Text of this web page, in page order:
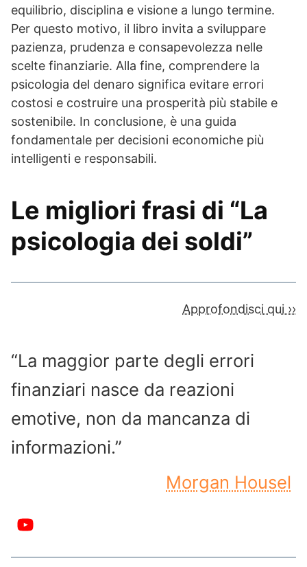
equilibrio, disciplina e visione a lungo termine.
Per questo motivo, il libro invita a sviluppare
pazienza, prudenza e consapevolezza nelle
scelte finanziarie. Alla fine, comprendere la
psicologia del denaro significa evitare errori
costosi e costruire una prosperità più stabile e
sostenibile. In conclusione, è una guida
fondamentale per decisioni economiche più
intelligenti e responsabili.
Le migliori frasi di “La
psicologia dei soldi”
Approfondisci qui ››
“La maggior parte degli errori
finanziari nasce da reazioni
emotive, non da mancanza di
informazioni.”
Morgan Housel